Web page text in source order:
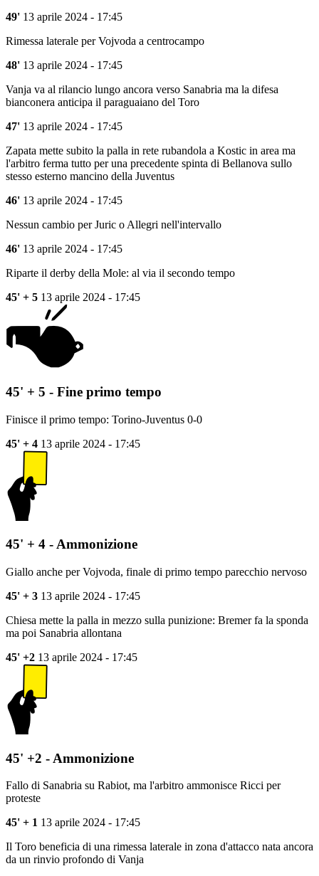
49' 13 aprile 2024 - 17:45
Rimessa laterale per Vojvoda a centrocampo
48' 13 aprile 2024 - 17:45
Vanja va al rilancio lungo ancora verso Sanabria ma la difesa
bianconera anticipa il paraguaiano del Toro
47' 13 aprile 2024 - 17:45
Zapata mette subito la palla in rete rubandola a Kostic in area ma
l'arbitro ferma tutto per una precedente spinta di Bellanova sullo
stesso esterno mancino della Juventus
46' 13 aprile 2024 - 17:45
Nessun cambio per Juric o Allegri nell'intervallo
46' 13 aprile 2024 - 17:45
Riparte il derby della Mole: al via il secondo tempo
45' + 5 13 aprile 2024 - 17:45
45' + 5 - Fine primo tempo
Finisce il primo tempo: Torino-Juventus 0-0
45' + 4 13 aprile 2024 - 17:45
45' + 4 - Ammonizione
Giallo anche per Vojvoda, finale di primo tempo parecchio nervoso
45' + 3 13 aprile 2024 - 17:45
Chiesa mette la palla in mezzo sulla punizione: Bremer fa la sponda
ma poi Sanabria allontana
45' +2 13 aprile 2024 - 17:45
45' +2 - Ammonizione
Fallo di Sanabria su Rabiot, ma l'arbitro ammonisce Ricci per
proteste
45' + 1 13 aprile 2024 - 17:45
Il Toro beneficia di una rimessa laterale in zona d'attacco nata ancora
da un rinvio profondo di Vanja